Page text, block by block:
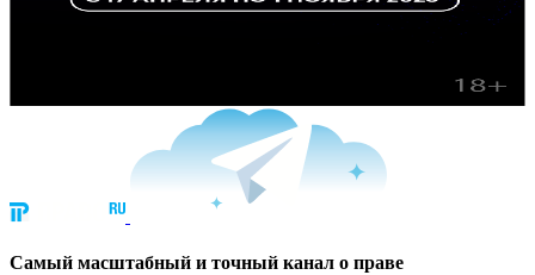
Cамый масштабный и точный канал о праве